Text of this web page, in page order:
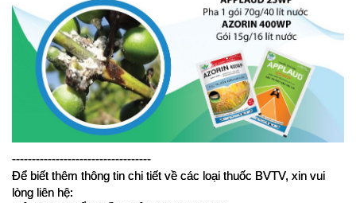
-----------------------------------
Để biết thêm thông tin chi tiết về các loại thuốc BVTV, xin vui
lòng liên hệ: